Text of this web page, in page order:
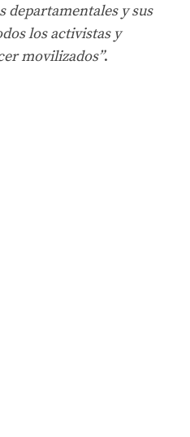
departamentales y sus
los activistas y
movilizados”.